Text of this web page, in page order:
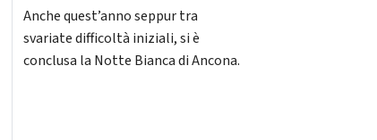
Anche quest’anno seppur tra
svariate difficoltà iniziali, si è
conclusa la Notte Bianca di Ancona.